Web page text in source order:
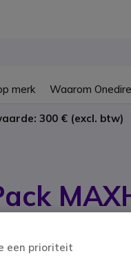
merk Waarom
300 € (excl. btw)
MAXB05DONG // Referentie
een prioriteit